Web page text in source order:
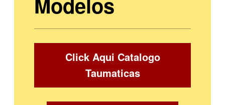
Click Aqui Catalogo
Taumaticas